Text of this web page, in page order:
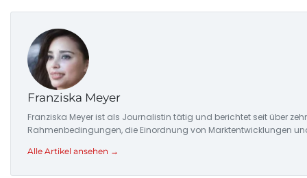
Franziska Meyer
Franziska Meyer ist als Journalistin tätig und berichtet seit über
Rahmenbedingungen, die Einordnung von Marktentwicklungen
Alle Artikel ansehen →